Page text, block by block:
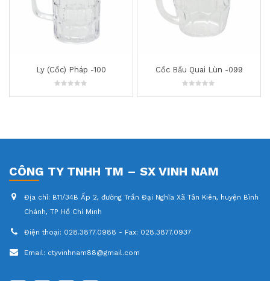
Cốc Bầu Quai Lùn -099 Bình Tang 1,7 Lít -201
CÔNG TY TNHH TM – SX VINH NAM
Địa chỉ: B11/34B Ấp 2, đường Trần Đại Nghĩa Xã Tân Kiên, huyện Bình
Chánh, TP Hồ Chí Minh
Điện thoại: 028.3877.0988 - Fax: 028.3877.0937
Email: ctyvinhnam88@gmail.com